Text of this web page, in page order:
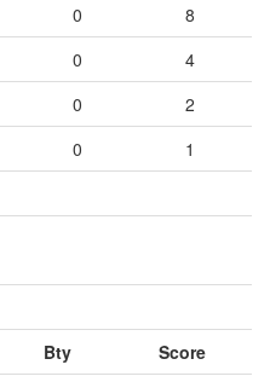
0
8
0
4
0
2
0
1
Bty
Score